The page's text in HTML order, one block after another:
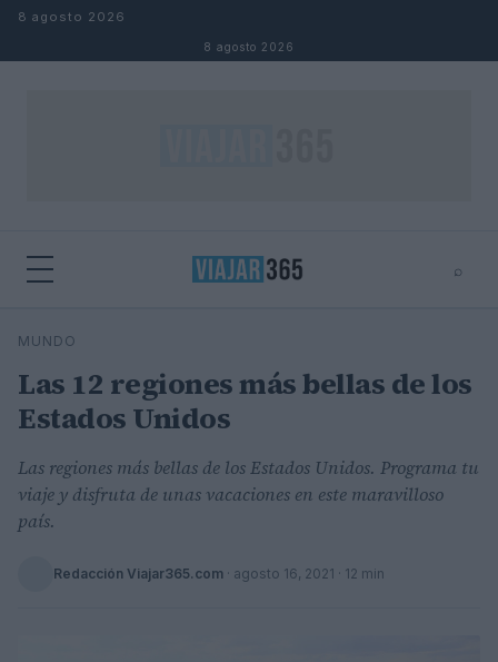
Saltar al contenido
8 agosto 2026
8 agosto 2026
⌕
Buscar
MUNDO
Las 12 regiones más bellas de los
Estados Unidos
Las regiones más bellas de los Estados Unidos. Programa tu
viaje y disfruta de unas vacaciones en este maravilloso
país.
Redacción Viajar365.com · agosto 16, 2021 · 12 min